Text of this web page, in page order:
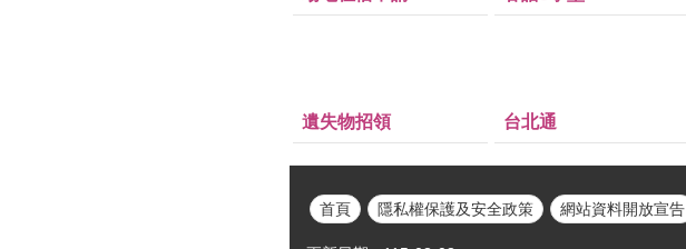
遺失物招領 台北通
首頁 隱私權保護及安全政策 網站資料開放宣告